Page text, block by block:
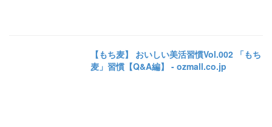
【もち麦】 おいしい美活習慣Vol.002 「もち
麦」習慣【Q&A編】 - ozmall.co.jp